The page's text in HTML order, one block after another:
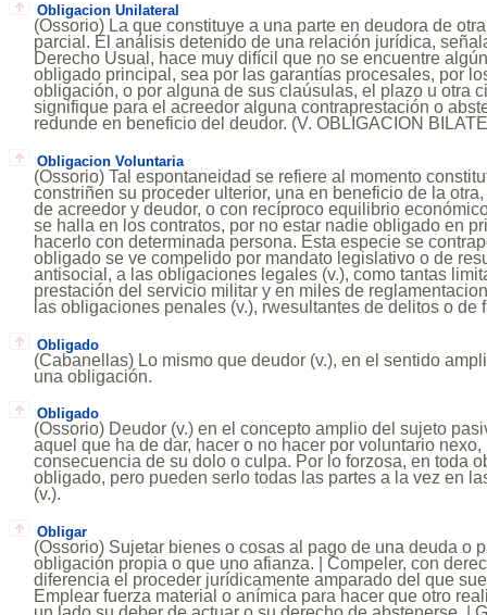
Obligacion Unilateral
(Ossorio) La que constituye a una parte en deudora de
parcial. El análisis detenido de una relación jurídica,
Derecho Usual, hace muy difícil que no se encuentre
obligado principal, sea por las garantías procesales, por
obligación, o por alguna de sus claúsulas, el plazo u otra
signifique para el acreedor alguna contraprestación o
redunde en beneficio del deudor. (V. OBLIGACION
Obligacion Voluntaria
(Ossorio) Tal espontaneidad se refiere al momento
constriñen su proceder ulterior, una en beneficio de la
de acreedor y deudor, o con recíproco equilibrio
se halla en los contratos, por no estar nadie obligado en
hacerlo con determinada persona. Esta especie se
obligado se ve compelido por mandato legislativo o de
antisocial, a las obligaciones legales (v.), como tantas
prestación del servicio militar y en miles de
las obligaciones penales (v.), rwesultantes de delitos o de
Obligado
(Cabanellas) Lo mismo que deudor (v.), en el sentido
una obligación.
Obligado
(Ossorio) Deudor (v.) en el concepto amplio del sujeto
aquel que ha de dar, hacer o no hacer por voluntario
consecuencia de su dolo o culpa. Por lo forzosa, en toda
obligado, pero pueden serlo todas las partes a la vez en
(v.).
Obligar
(Ossorio) Sujetar bienes o cosas al pago de una deuda o
obligación propia o que uno afianza. | Compeler, con
diferencia el proceder jurídicamente amparado del que
Emplear fuerza material o anímica para hacer que otro